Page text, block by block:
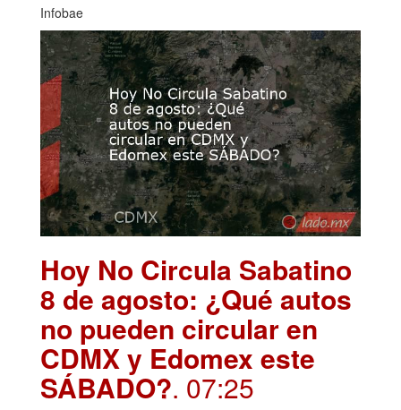
Infobae
Hoy No Circula Sabatino
8 de agosto: ¿Qué autos
no pueden circular en
CDMX y Edomex este
SÁBADO?. 07:25